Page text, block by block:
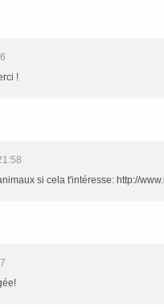
!
si cela t'intéresse: http://